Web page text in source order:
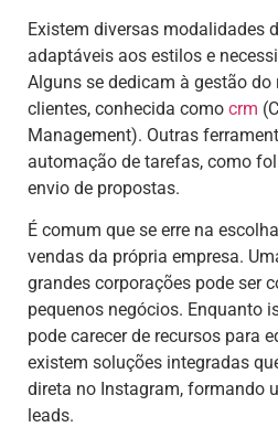
Existem diversas modalidades
adaptáveis aos estilos e
Alguns se dedicam à gestão
clientes, conhecida como crm
Management). Outras
automação de tarefas, como
envio de propostas.
É comum que se erre na
vendas da própria empresa.
grandes corporações pode ser
pequenos negócios. Enquanto
pode carecer de recursos para
existem soluções integradas
direta no Instagram, formando
leads.